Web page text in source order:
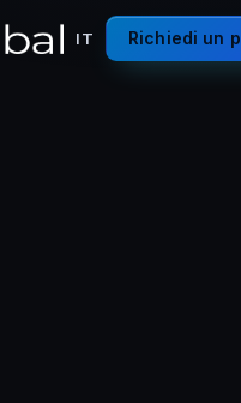
IT Richiedi un